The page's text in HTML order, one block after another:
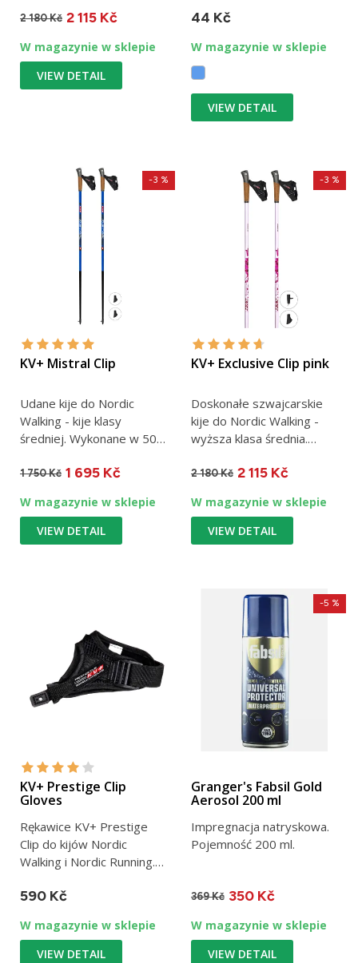
węgla....
2 180 Kč 2 115 Kč
W magazynie w sklepie
VIEW DETAIL
44 Kč
W magazynie w sklepie
VIEW DETAIL
KV+ Mistral Clip
Udane kije do Nordic
Walking - kije klasy
średniej. Wykonane w 50%
140...
1 750 Kč
-3 %
1 695 Kč
W magazynie w sklepie
VIEW DETAIL
KV+ Exclusive Clip pink
Doskonałe szwajcarskie
kije do Nordic Walking -
wyższa klasa średnia.
węgla....
2 180 Kč
-3 %
2 115 Kč
W magazynie w sklepie
VIEW DETAIL
KV+ Prestige Clip
Gloves
Rękawice KV+ Prestige
Clip do kijów Nordic
Walking i Nordic Running.
590 Kč
W magazynie w sklepie
VIEW DETAIL
Granger's Fabsil Gold
Aerosol 200 ml
Impregnacja natryskowa.
Pojemność 200 ml.
369 Kč
-5 %
350 Kč
W magazynie w sklepie
VIEW DETAIL